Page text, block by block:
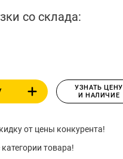
со склада:
УЗНАТЬ ЦЕНУ
И НАЛИЧИЕ
от цены конкурента!
товара!